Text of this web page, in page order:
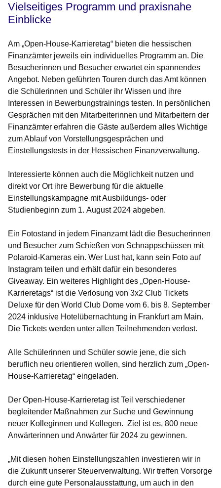
Vielseitiges Programm und praxisnahe
Einblicke
Am „Open-House-Karrieretag“ bieten die hessischen
Finanzämter jeweils ein individuelles Programm an. Die
Besucherinnen und Besucher erwartet ein spannendes
Angebot. Neben geführten Touren durch das Amt können
die Schülerinnen und Schüler ihr Wissen und ihre
Interessen in Bewerbungstrainings testen. In persönlichen
Gesprächen mit den Mitarbeiterinnen und Mitarbeitern der
Finanzämter erfahren die Gäste außerdem alles Wichtige
zum Ablauf von Vorstellungsgesprächen und
Einstellungstests in der Hessischen Finanzverwaltung.
Interessierte können auch die Möglichkeit nutzen und
direkt vor Ort ihre Bewerbung für die aktuelle
Einstellungskampagne mit Ausbildungs- oder
Studienbeginn zum 1. August 2024 abgeben.
Ein Fotostand in jedem Finanzamt lädt die Besucherinnen
und Besucher zum Schießen von Schnappschüssen mit
Polaroid-Kameras ein. Wer Lust hat, kann sein Foto auf
Instagram teilen und erhält dafür ein besonderes
Giveaway. Ein weiteres Highlight des „Open-House-
Karrieretags“ ist die Verlosung von 3x2 Club Tickets
Deluxe für den World Club Dome vom 6. bis 8. September
2024 inklusive Hotelübernachtung in Frankfurt am Main.
Die Tickets werden unter allen Teilnehmenden verlost.
Alle Schülerinnen und Schüler sowie jene, die sich
beruflich neu orientieren wollen, sind herzlich zum „Open-
House-Karrieretag“ eingeladen.
Der Open-House-Karrieretag ist Teil verschiedener
begleitender Maßnahmen zur Suche und Gewinnung
neuer Kolleginnen und Kollegen. Ziel ist es, 800 neue
Anwärterinnen und Anwärter für 2024 zu gewinnen.
„Mit diesen hohen Einstellungszahlen investieren wir in
die Zukunft unserer Steuerverwaltung. Wir treffen Vorsorge
durch eine gute Personalausstattung, um auch in den